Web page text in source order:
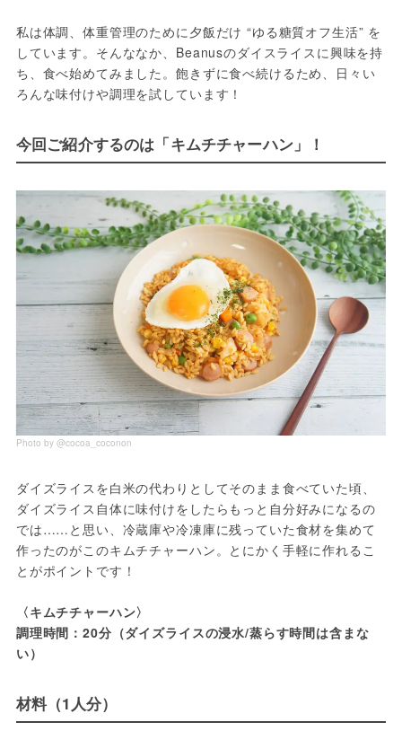
私は体調、体重管理のために夕飯だけ “ゆる糖質オフ生活” を
しています。そんななか、Beanusのダイスライスに興味を持
ち、食べ始めてみました。飽きずに食べ続けるため、日々い
ろんな味付けや調理を試しています！
今回ご紹介するのは「キムチチャーハン」！
Photo by @cocoa_coconon
ダイズライスを白米の代わりとしてそのまま食べていた頃、
ダイズライス自体に味付けをしたらもっと自分好みになるの
では……と思い、冷蔵庫や冷凍庫に残っていた食材を集めて
作ったのがこのキムチチャーハン。とにかく手軽に作れるこ
とがポイントです！
〈キムチチャーハン〉
調理時間：20分（ダイズライスの浸水/蒸らす時間は含まな
い）
材料（1人分）